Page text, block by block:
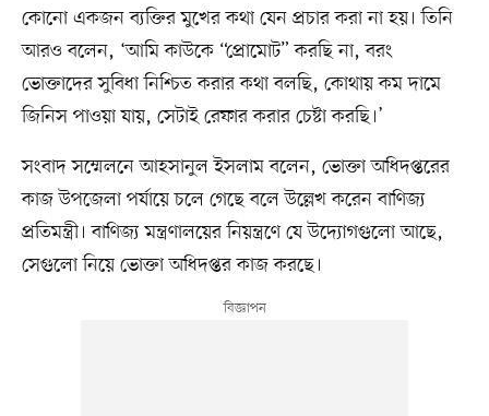
কোনো একজন ব্যক্তির মুখের কথা যেন প্রচার করা না হয়। তিনি
আরও বলেন, ‘আমি কাউকে “প্রোমোট” করছি না, বরং
ভোক্তাদের সুবিধা নিশ্চিত করার কথা বলছি, কোথায় কম দামে
জিনিস পাওয়া যায়, সেটাই রেফার করার চেষ্টা করছি।’
সংবাদ সম্মেলনে আহসানুল ইসলাম বলেন, ভোক্তা অধিদপ্তরের
কাজ উপজেলা পর্যায়ে চলে গেছে বলে উল্লেখ করেন বাণিজ্য
প্রতিমন্ত্রী। বাণিজ্য মন্ত্রণালয়ের নিয়ন্ত্রণে যে উদ্যোগগুলো আছে,
সেগুলো নিয়ে ভোক্তা অধিদপ্তর কাজ করছে।